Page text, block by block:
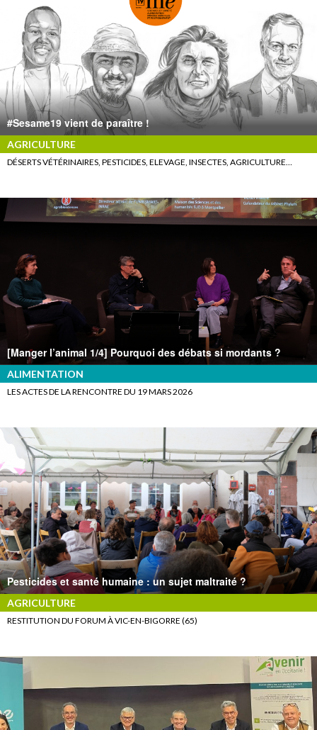
#Sesame19 vient de paraître !
AGRICULTURE
DÉSERTS VÉTÉRINAIRES, PESTICIDES, ELEVAGE, INSECTES, AGRICULTURE…
[Manger l’animal 1/4] Pourquoi des débats si mordants ?
ALIMENTATION
LES ACTES DE LA RENCONTRE DU 19 MARS 2026
Pesticides et santé humaine : un sujet maltraité ?
AGRICULTURE
RESTITUTION DU FORUM À VIC-EN-BIGORRE (65)